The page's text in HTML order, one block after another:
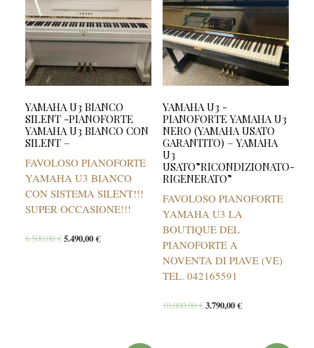
YAMAHA U3 BIANCO
SILENT -PIANOFORTE
YAMAHA U3 BIANCO CON
SILENT –
FAVOLOSO PIANOFORTE
YAMAHA U3 BIANCO
CON SISTEMA SILENT!!!
SUPER OCCASIONE!!!
6.500,00€5.490,00€
YAMAHA U3 -
PIANOFORTE YAMAHA U3
NERO (YAMAHA USATO
GARANTITO) – YAMAHA
U3
USATO”RICONDIZIONATO-
RIGENERATO”
FAVOLOSO PIANOFORTE
YAMAHA U3 LA
BOUTIQUE DEL
PIANOFORTE A
NOVENTA DI PIAVE (VE)
TEL. 042165591
10.000,00€3.790,00€